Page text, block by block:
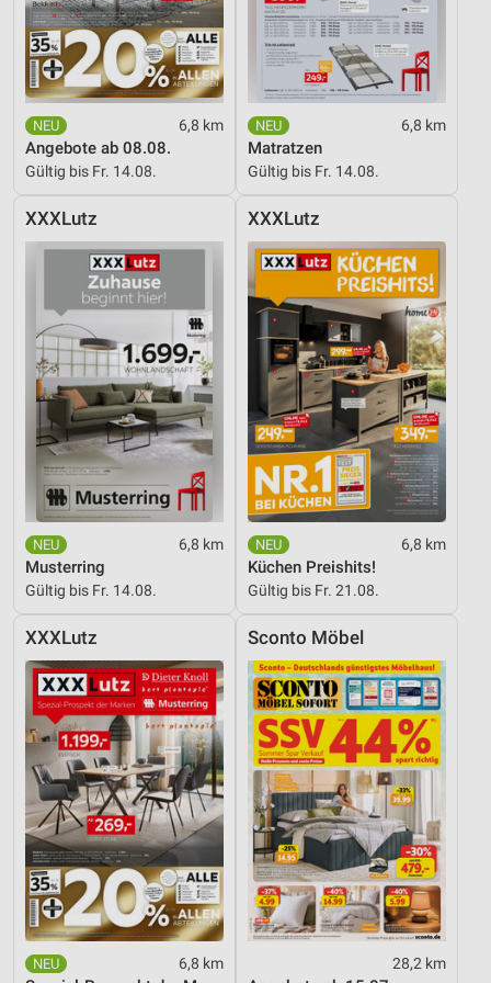
6,8 km
Angebote ab 08.08.
Gültig bis Fr. 14.08.
6,8 km
Matratzen
Gültig bis Fr. 14.08.
XXXLutz
6,8 km
Musterring
Gültig bis Fr. 14.08.
XXXLutz
6,8 km
Küchen Preishits!
Gültig bis Fr. 21.08.
XXXLutz
6,8 km
Sconto Möbel
28,2 km
Erstellung von Profilen zur Personalisierung
von Inhalten
Verwendung von Profilen zur Auswahl
personalisierter Inhalte
Messung der Werbeleistung
Messung der Performance von Inhalten
Analyse von Zielgruppen durch Statistiken oder
Kombinationen von Daten aus verschiedenen
Entwicklung und Verbesserung der Angebote
Verwendung reduzierter Daten zur Auswahl von
Inhalten
IAB-Besonderheiten:
Verwendung genauer Standortdaten
Geräte anhand von aktiv angeforderten
Informationen identifizieren
Nicht-IAB-Verarbeitungszwecke:
Notwendig
Funktional
Werbung